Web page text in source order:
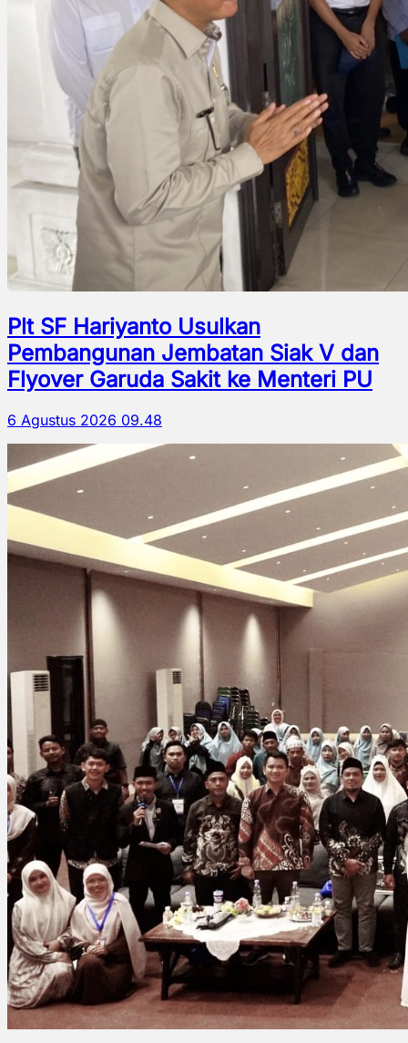
Plt SF Hariyanto Usulkan
Pembangunan Jembatan Siak V dan
Flyover Garuda Sakit ke Menteri PU
6 Agustus 2026 09.48